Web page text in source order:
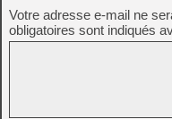
Votre adresse e-mail ne
obligatoires sont indiqués